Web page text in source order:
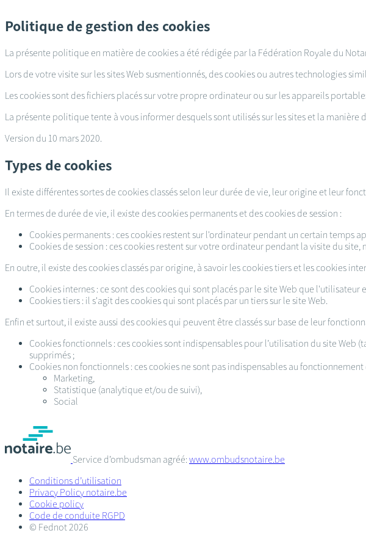
au
contenu
Politique de gestion des cookies
La présente politique en matière de cookies a été rédigée par la Fédération Royale du
Lors de votre visite sur les sites Web susmentionnés, des cookies ou autres technologies
Les cookies sont des fichiers placés sur votre propre ordinateur ou sur les appareils
La présente politique tente à vous informer desquels sont utilisés sur les sites et la manière
Version du 10 mars 2020.
Types de cookies
Il existe différentes sortes de cookies classés selon leur durée de vie, leur origine et leur
En termes de durée de vie, il existe des cookies permanents et des cookies de session :
Cookies permanents : ces cookies restent sur l'ordinateur pendant un certain temps
Cookies de session : ces cookies restent sur votre ordinateur pendant la visite du
En outre, il existe des cookies classés par origine, à savoir les cookies tiers et les cookies
Cookies internes : ce sont des cookies qui sont placés par le site Web que l'utilisateur
Cookies tiers : il s'agit des cookies qui sont placés par un tiers sur le site Web.
Enfin et surtout, il existe aussi des cookies qui peuvent être classés sur base de leur
Cookies fonctionnels : ces cookies sont indispensables pour l’utilisation du site Web
supprimés ;
Cookies non fonctionnels : ces cookies ne sont pas indispensables au
Marketing,
Statistique (analytique et/ou de suivi),
Social
Service d’ombudsman agréé:www.ombudsnotaire.be
Conditions d’utilisation
Privacy Policy notaire.be
Cookie policy
Code de conduite RGPD
© Fednot 2026